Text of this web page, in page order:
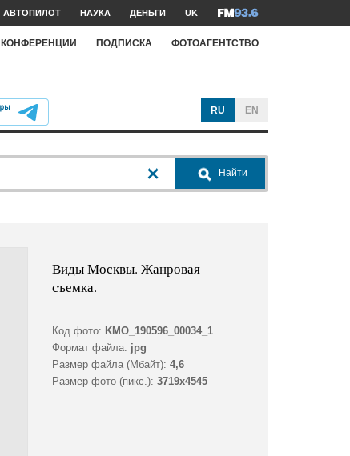
АВТОПИЛОТ НАУКА ДЕНЬГИ UK
КОНФЕРЕНЦИИ ПОДПИСКА ФОТОАГЕНТСТВО
RU EN
Найти
Виды Москвы. Жанровая
съемка.
Код фото: KMO_190596_00034_1
Формат файла: jpg
Размер файла (Мбайт): 4,6
Размер фото (пикс.): 3719x4545